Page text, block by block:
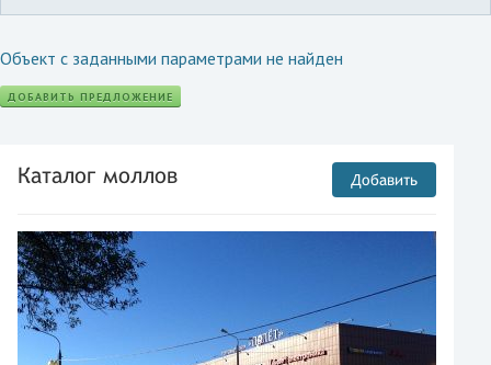
Объект с заданными параметрами не найден
ДОБАВИТЬ ПРЕДЛОЖЕНИЕ
Каталог моллов Добавить